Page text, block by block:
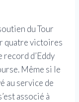
du Tour
quatre victoires
record d’Eddy
Même si le
au service de
associé à